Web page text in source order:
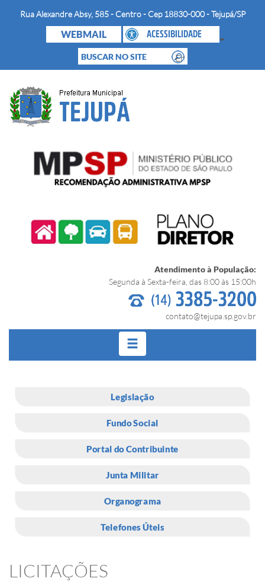
Rua Alexandre Absy, 585 - Centro - Cep 18830-000 - Tejupá/SP
WEBMAIL
Atendimento à População:
Segunda à Sexta-feira, das 8:00 às 15:00h
contato@tejupa.sp.gov.br
Legislação
Fundo Social
Portal do Contribuinte
Junta Militar
Organograma
Telefones Úteis
LICITAÇÕES